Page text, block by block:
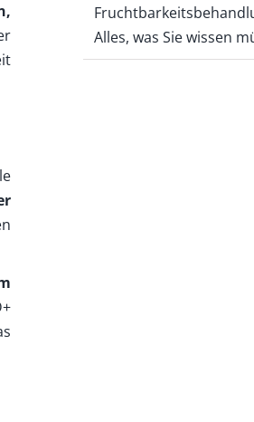
Alles, was Sie wissen